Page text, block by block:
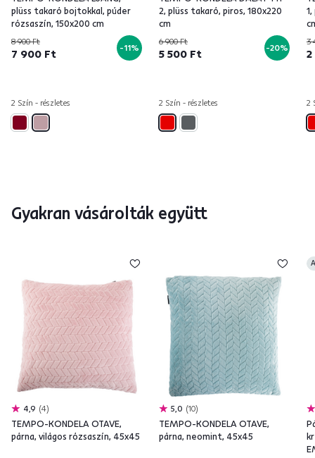
plüss takaró bojtokkal, púder
rózsaszín, 150x200 cm
8 900 Ft
7 900 Ft -11%
2 Szín - részletes
2, plüss takaró, piros, 180x220
cm
6 900 Ft
5 500 Ft -20%
2 Szín - részletes
3
2
Gyakran vásárolták együtt
4,9 4
TEMPO-KONDELA OTAVE,
párna, világos rózsaszín, 45x45
5,0 10
TEMPO-KONDELA OTAVE,
párna, neomint, 45x45